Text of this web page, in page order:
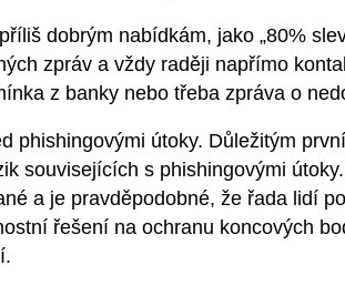
dobrým nabídkám, jako „80%
zpráv a vždy raději napřímo
z banky nebo třeba zpráva o
phishingovými útoky. Důležitým
souvisejících s phishingovými
a je pravděpodobné, že řada lidí
řešení na ochranu koncových